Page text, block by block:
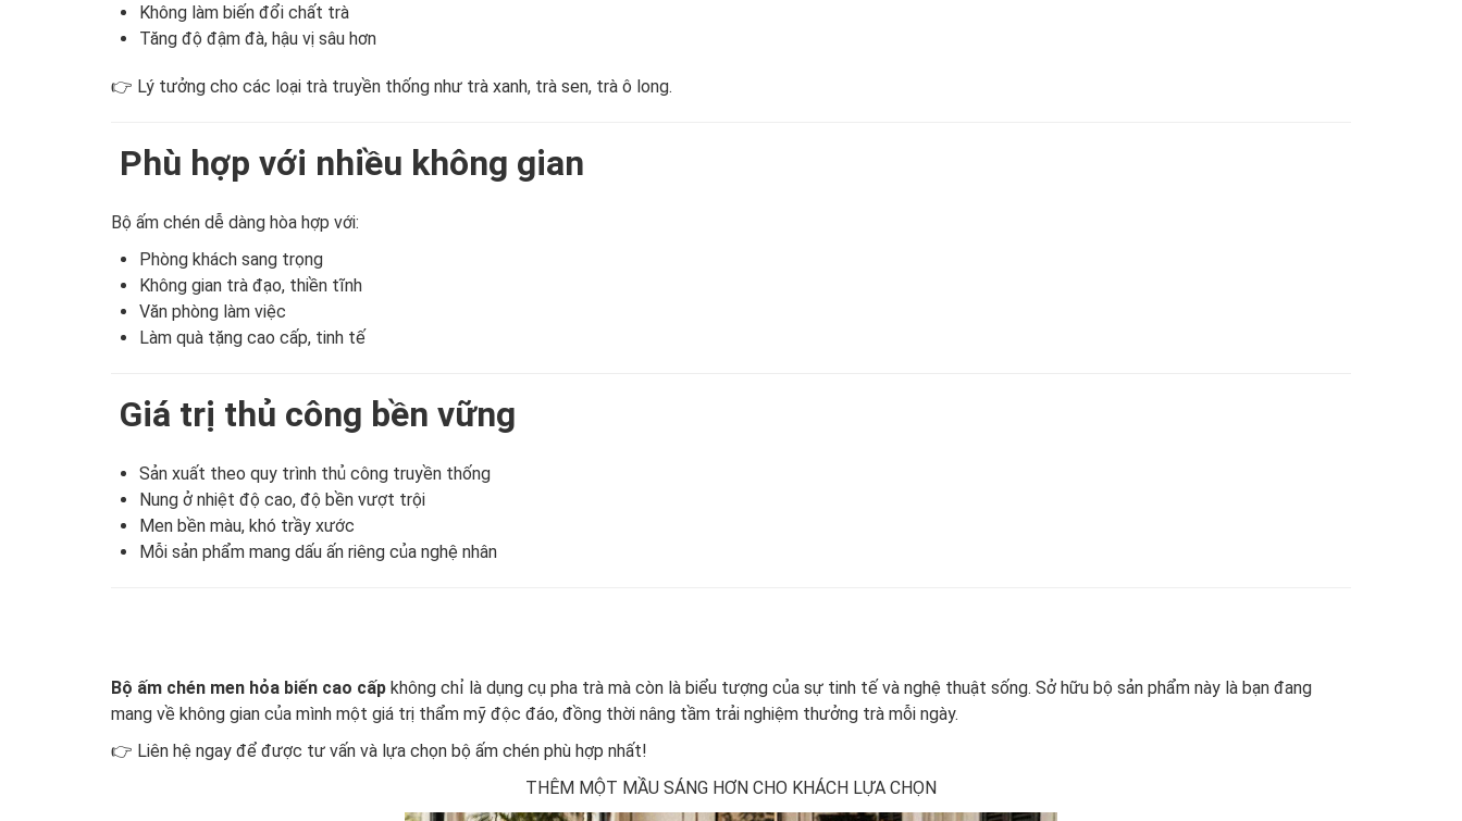
Không làm biến đổi chất trà
Tăng độ đậm đà, hậu vị sâu hơn
👉 Lý tưởng cho các loại trà truyền thống như trà xanh, trà sen, trà ô long.
Phù hợp với nhiều không gian
Bộ ấm chén dễ dàng hòa hợp với:
Phòng khách sang trọng
Không gian trà đạo, thiền tĩnh
Văn phòng làm việc
Làm quà tặng cao cấp, tinh tế
Giá trị thủ công bền vững
Sản xuất theo quy trình thủ công truyền thống
Nung ở nhiệt độ cao, độ bền vượt trội
Men bền màu, khó trầy xước
Mỗi sản phẩm mang dấu ấn riêng của nghệ nhân
Bộ ấm chén men hỏa biến cao cấp không chỉ là dụng cụ pha trà mà còn là biểu tượng của sự tinh tế và nghệ thuật sống. Sở hữu bộ sản phẩm này là bạn đang
mang về không gian của mình một giá trị thẩm mỹ độc đáo, đồng thời nâng tầm trải nghiệm thưởng trà mỗi ngày.
👉 Liên hệ ngay để được tư vấn và lựa chọn bộ ấm chén phù hợp nhất!
THÊM MỘT MẦU SÁNG HƠN CHO KHÁCH LỰA CHỌN